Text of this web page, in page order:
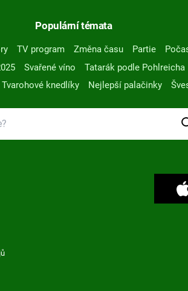
Populární témata
TV program Změna času Partie
Svařené víno Tatarák podle Pohlreicha
Tvarohové knedlíky Nejlepší palačinky